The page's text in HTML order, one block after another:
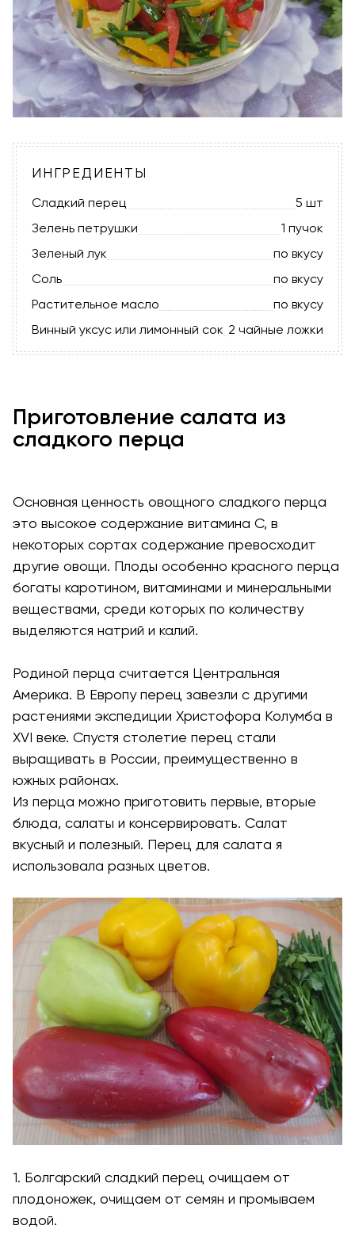
ИНГРЕДИЕНТЫ
Сладкий перец
5 шт
Зелень петрушки
1 пучок
Зеленый лук
по вкусу
Соль
по вкусу
Растительное масло
по вкусу
Винный уксус или лимонный сок 2 чайные ложки
Приготовление салата из
сладкого перца
Основная ценность овощного сладкого перца
это высокое содержание витамина С, в
некоторых сортах содержание превосходит
другие овощи. Плоды особенно красного перца
богаты каротином, витаминами и минеральными
веществами, среди которых по количеству
выделяются натрий и калий.
Родиной перца считается Центральная
Америка. В Европу перец завезли с другими
растениями экспедиции Христофора Колумба в
ХVI веке. Спустя столетие перец стали
выращивать в России, преимущественно в
южных районах.
Из перца можно приготовить первые, вторые
блюда, салаты и консервировать. Салат
вкусный и полезный. Перец для салата я
использовала разных цветов.
1. Болгарский сладкий перец очищаем от
плодоножек, очищаем от семян и промываем
водой.